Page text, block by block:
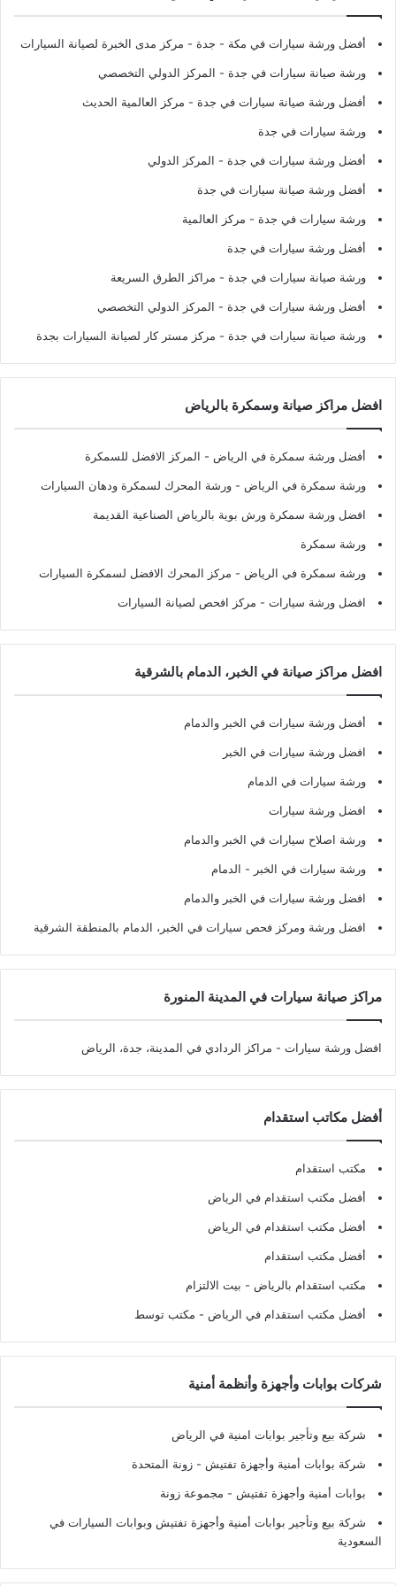
أفضل ورشة سيارات في مكة - جدة - مركز مدى الخبرة لصيانة السيارات
ورشة صيانة سيارات في جدة - المركز الدولي التخصصي
أفضل ورشة صيانة سيارات في جدة - مركز العالمية الحديث
ورشة سيارات في جدة
أفضل ورشة سيارات في جدة - المركز الدولي
أفضل ورشة صيانة سيارات في جدة
ورشة سيارات في جدة - مركز العالمية
أفضل ورشة سيارات في جدة
ورشة صيانة سيارات في جدة - مراكز الطرق السريعة
أفضل ورشة سيارات في جدة - المركز الدولي التخصصي
ورشة صيانة سيارات في جدة - مركز مستر كار لصيانة السيارات بجدة
افضل مراكز صيانة وسمكرة بالرياض
أفضل ورشة سمكرة في الرياض - المركز الافضل للسمكرة
ورشة سمكرة في الرياض - ورشة المحرك لسمكرة ودهان السيارات
افضل ورشة سمكرة ورش بوية بالرياض الصناعية القديمة
ورشة سمكرة
ورشة سمكرة في الرياض - مركز المحرك الافضل لسمكرة السيارات
افضل ورشة سيارات - مركز افحص لصيانة السيارات
افضل مراكز صيانة في الخبر، الدمام بالشرقية
أفضل ورشة سيارات في الخبر والدمام
افضل ورشة سيارات في الخبر
ورشة سيارات في الدمام
افضل ورشة سيارات
ورشة اصلاح سيارات في الخبر والدمام
ورشة سيارات في الخبر - الدمام
افضل ورشة سيارات في الخبر والدمام
افضل ورشة ومركز فحص سيارات في الخبر، الدمام بالمنطقة الشرقية
مراكز صيانة سيارات في المدينة المنورة
افضل ورشة سيارات - مراكز الردادي في المدينة، جدة، الرياض
أفضل مكاتب استقدام
مكتب استقدام
أفضل مكتب استقدام في الرياض
أفضل مكتب استقدام في الرياض
أفضل مكتب استقدام
مكتب استقدام بالرياض - بيت الالتزام
أفضل مكتب استقدام في الرياض - مكتب توسط
شركات بوابات وأجهزة وأنظمة أمنية
شركة بيع وتأجير بوابات امنية في الرياض
شركة بوابات أمنية وأجهزة تفتيش - زونة المتحدة
بوابات أمنية وأجهزة تفتيش - مجموعة زونة
شركة بيع وتأجير بوابات أمنية وأجهزة تفتيش وبوابات السيارات في
السعودية